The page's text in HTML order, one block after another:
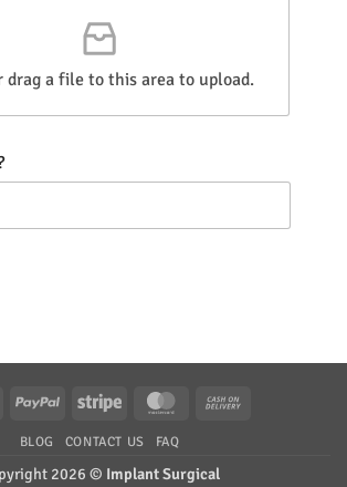
drag a file to this area to upload.
Visa PayPal Stripe MasterCard
BLOG CONTACT US FAQ
2026 © Implant Surgical